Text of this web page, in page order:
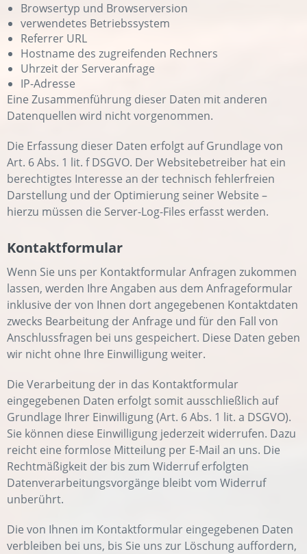
Browsertyp und Browserversion
verwendetes Betriebssystem
Referrer URL
Hostname des zugreifenden Rechners
Uhrzeit der Serveranfrage
IP-Adresse
Eine Zusammenführung dieser Daten mit anderen
Datenquellen wird nicht vorgenommen.
Die Erfassung dieser Daten erfolgt auf Grundlage von
Art. 6 Abs. 1 lit. f DSGVO. Der Websitebetreiber hat ein
berechtigtes Interesse an der technisch fehlerfreien
Darstellung und der Optimierung seiner Website –
hierzu müssen die Server-Log-Files erfasst werden.
Kontaktformular
Wenn Sie uns per Kontaktformular Anfragen zukommen
lassen, werden Ihre Angaben aus dem Anfrageformular
inklusive der von Ihnen dort angegebenen Kontaktdaten
zwecks Bearbeitung der Anfrage und für den Fall von
Anschlussfragen bei uns gespeichert. Diese Daten geben
wir nicht ohne Ihre Einwilligung weiter.
Die Verarbeitung der in das Kontaktformular
eingegebenen Daten erfolgt somit ausschließlich auf
Grundlage Ihrer Einwilligung (Art. 6 Abs. 1 lit. a DSGVO).
Sie können diese Einwilligung jederzeit widerrufen. Dazu
reicht eine formlose Mitteilung per E-Mail an uns. Die
Rechtmäßigkeit der bis zum Widerruf erfolgten
Datenverarbeitungsvorgänge bleibt vom Widerruf
unberührt.
Die von Ihnen im Kontaktformular eingegebenen Daten
verbleiben bei uns, bis Sie uns zur Löschung auffordern,